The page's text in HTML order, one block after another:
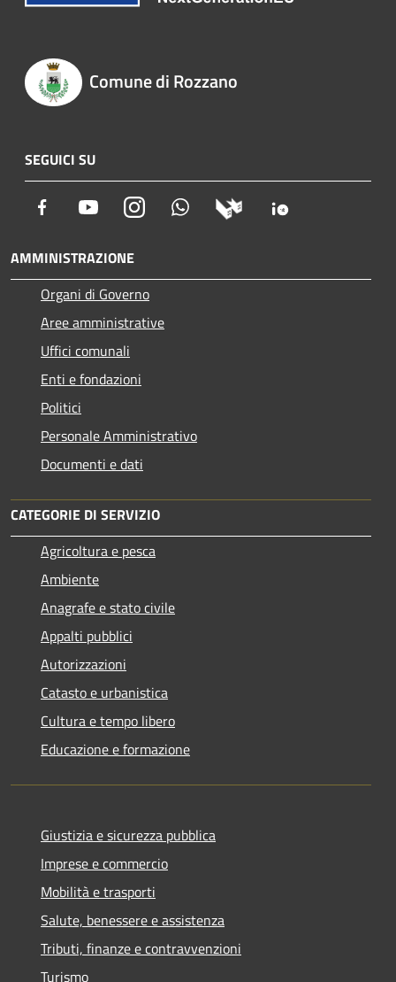
Comune di Rozzano
SEGUICI SU
Facebook YoutubeInstagram Whatsapp
AMMINISTRAZIONE
Organi di Governo
Aree amministrative
Uffici comunali
Enti e fondazioni
Politici
Personale Amministrativo
Documenti e dati
CATEGORIE DI SERVIZIO
Agricoltura e pesca
Ambiente
Anagrafe e stato civile
Appalti pubblici
Autorizzazioni
Catasto e urbanistica
Cultura e tempo libero
Educazione e formazione
Giustizia e sicurezza pubblica
Imprese e commercio
Mobilità e trasporti
Salute, benessere e assistenza
Tributi, finanze e contravvenzioni
Turismo